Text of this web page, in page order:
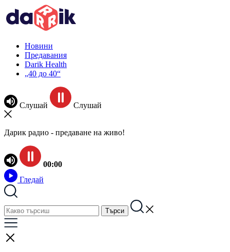
Новини
Предавания
Darik Health
„40 до 40“
Слушай Слушай
Дарик радио - предаване на живо!
00:00
Гледай